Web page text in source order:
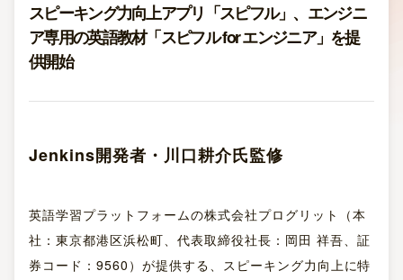
スピーキング力向上アプリ「スピフル」、エンジニ
ア専用の英語教材「スピフル for エンジニア」を提
供開始
Jenkins開発者・川口耕介氏監修
英語学習プラットフォームの株式会社プログリット（本
社：東京都港区浜松町、代表取締役社長：岡田 祥吾、証
券コード：9560）が提供する、スピーキング力向上に特